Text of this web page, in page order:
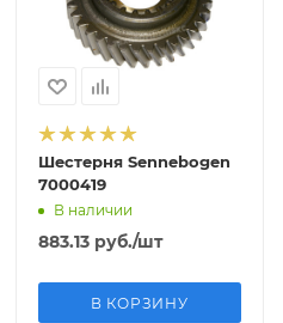
Шестерня Sennebogen
7000419
В наличии
883.13руб./шт
В КОРЗИНУ